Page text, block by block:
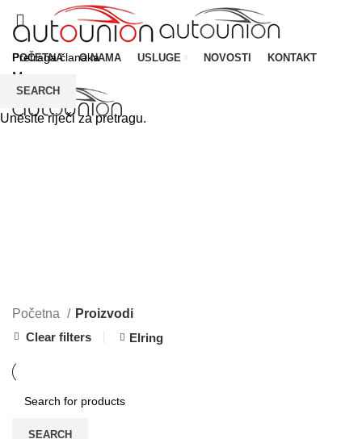
POČETNA O NAMA USLUGE NOVOSTI KONTAKT
Menu
Početna
Proizvodi
Clear filters
Elring
SEARCH
SEARCH
Unesite riječi za pretragu.